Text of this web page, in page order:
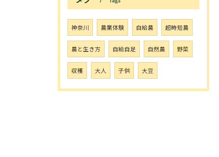
神奈川 農業体験 自給農 超時短農
農と生き方 自給自足 自然農 野菜
収穫 大人 子供 大豆